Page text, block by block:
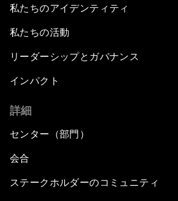
私たちのアイデンティティ
私たちの活動
リーダーシップとガバナンス
インパクト
詳細
センター（部門）
会合
ステークホルダーのコミュニティ